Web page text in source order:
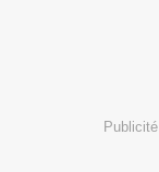
Publicité